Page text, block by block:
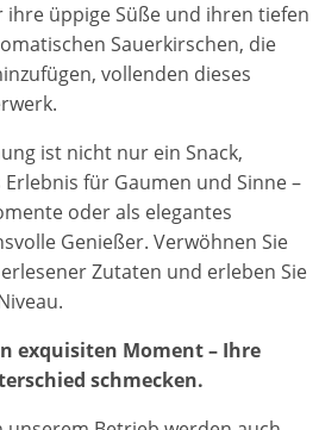
üppige Süße und ihren tiefen
Sauerkirschen, die
vollenden dieses
ist nicht nur ein Snack,
für Gaumen und Sinne –
oder als elegantes
Genießer. Verwöhnen Sie
Zutaten und erleben Sie
exquisiten Moment – Ihre
schmecken.